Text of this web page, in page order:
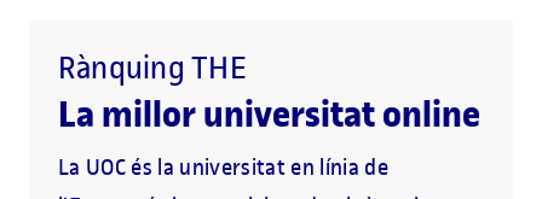
Rànquing THE
La millor universitat online
La UOC és la universitat en línia de